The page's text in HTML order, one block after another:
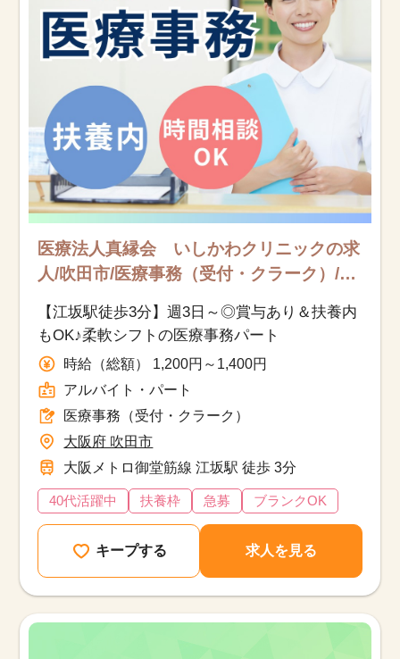
医療法人真縁会 いしかわクリニックの求
人/吹田市/医療事務（受付・クラーク）/ア
【江坂駅徒歩3分】週3日～◎賞与あり＆扶養内
もOK♪柔軟シフトの医療事務パート
時給（総額） 1,200円～1,400円
アルバイト・パート
医療事務（受付・クラーク）
大阪府 吹田市
大阪メトロ御堂筋線 江坂駅 徒歩 3分
40代活躍中 扶養枠 急募 ブランクOK
キープする 求人を見る